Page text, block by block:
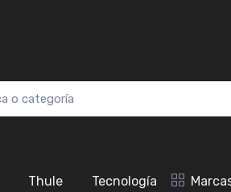
Thule Tecnología